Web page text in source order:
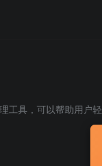
工具，可以帮助用户